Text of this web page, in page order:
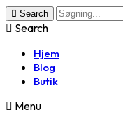
Search
Search
Hjem
Blog
Butik
Menu